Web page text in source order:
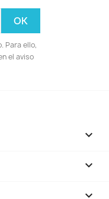
Para ello,
el aviso


